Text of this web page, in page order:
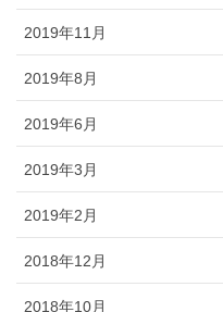
2019年11月
2019年8月
2019年6月
2019年3月
2019年2月
2018年12月
2018年10月